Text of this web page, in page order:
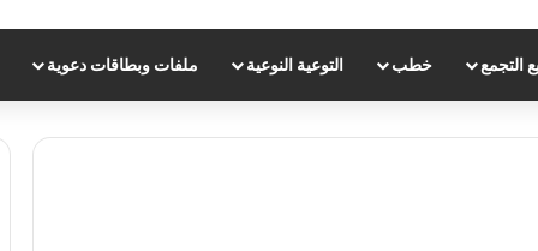
التجمع خطب التوعية النوعية ملفات وبطاقات دعوية